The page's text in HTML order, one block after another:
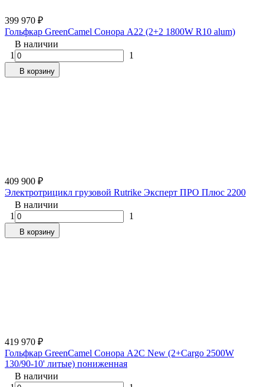
399 970 ₽
Гольфкар GreenCamel Сонора A22 (2+2 1800W R10 alum)
В наличии
1
1
В корзину
409 900 ₽
Электротрицикл грузовой Rutrike Эксперт ПРО Плюс 2200
В наличии
1
1
В корзину
419 970 ₽
Гольфкар GreenCamel Сонора A2C New (2+Cargo 2500W
130/90-10' литые) пониженная
В наличии